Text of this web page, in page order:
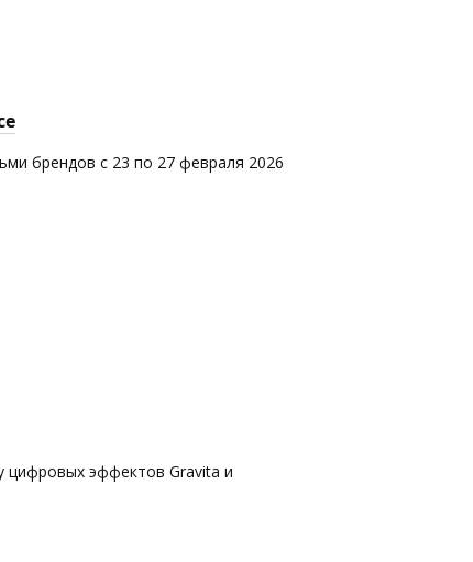
брендов с 23 по 27 февраля 2026
цифровых эффектов Gravita и